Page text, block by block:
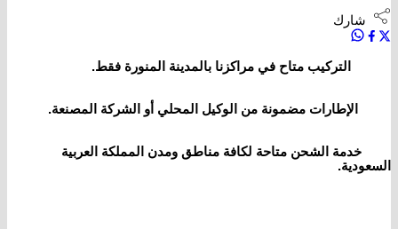
شارك
التركيب متاح في مراكزنا بالمدينة المنورة فقط.
الإطارات مضمونة من الوكيل المحلي أو الشركة المصنعة.
خدمة الشحن متاحة لكافة مناطق ومدن المملكة العربية
السعودية.